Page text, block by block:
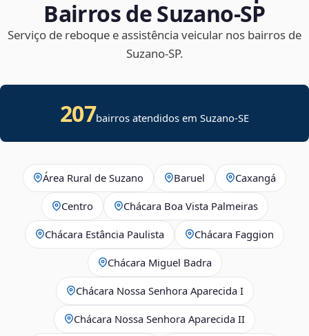
Bairros de Suzano‑SP
Serviço de reboque e assistência veicular nos bairros de
Suzano‑SP.
207bairros atendidos emSuzano-SE
Área Rural de Suzano Baruel Caxangá
Centro Chácara Boa Vista Palmeiras
Chácara Estância Paulista Chácara Faggion
Chácara Miguel Badra
Chácara Nossa Senhora Aparecida I
Chácara Nossa Senhora Aparecida II